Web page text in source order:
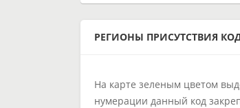
РЕГИОНЫ ПРИСУТСТВИЯ
На карте зеленым цветом
нумерации данный код